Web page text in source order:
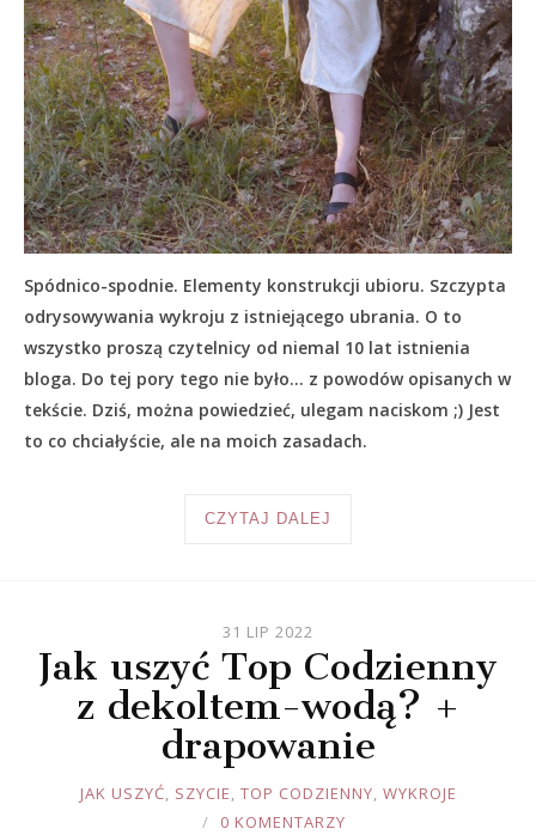
Spódnico-spodnie. Elementy konstrukcji ubioru. Szczypta
odrysowywania wykroju z istniejącego ubrania. O to
wszystko proszą czytelnicy od niemal 10 lat istnienia
bloga. Do tej pory tego nie było… z powodów opisanych w
tekście. Dziś, można powiedzieć, ulegam naciskom ;) Jest
to co chciałyście, ale na moich zasadach.
CZYTAJ DALEJ
31 LIP 2022
Jak uszyć Top Codzienny
z dekoltem-wodą? +
drapowanie
JOULE
JAK USZYĆ, SZYCIE, TOP CODZIENNY, WYKROJE
0 KOMENTARZY